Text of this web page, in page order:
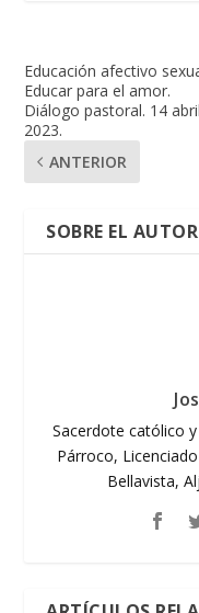
Educación afectivo
Educar para el amor.
Diálogo pastoral. 14 abril
2023.
ANTERIOR
SOBRE EL AUTOR
Sacerdote católico
Párroco,
Bellavista,